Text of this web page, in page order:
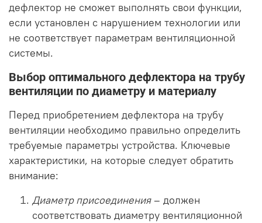
дефлектор не сможет выполнять свои функции,
если установлен с нарушением технологии или
не соответствует параметрам вентиляционной
системы.
Выбор оптимального дефлектора на трубу
вентиляции по диаметру и материалу
Перед приобретением дефлектора на трубу
вентиляции необходимо правильно определить
требуемые параметры устройства. Ключевые
характеристики, на которые следует обратить
внимание:
Диаметр присоединения– должен
соответствовать диаметру вентиляционной